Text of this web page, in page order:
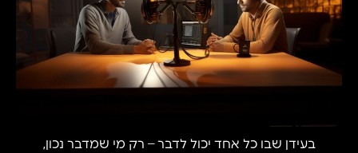
בעידן שבו כל אחד יכול לדבר – רק מי שמדבר נכון,